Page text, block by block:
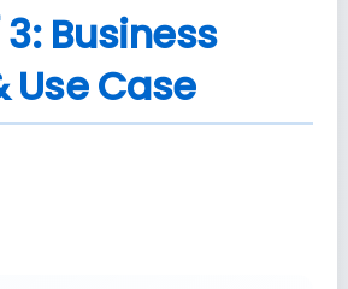
Business
Use Case